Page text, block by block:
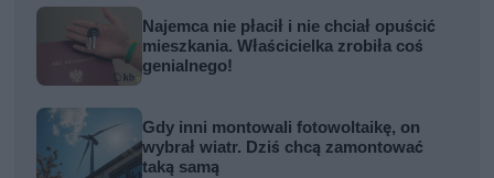
Najemca nie płacił i nie chciał opuścić
mieszkania. Właścicielka zrobiła coś
genialnego!
Gdy inni montowali fotowoltaikę, on
wybrał wiatr. Dziś chcą zamontować
taką samą